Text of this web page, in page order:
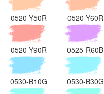
0520-Y50R 0520-Y60R
0520-Y90R 0525-R60B
0530-B10G 0530-B30G